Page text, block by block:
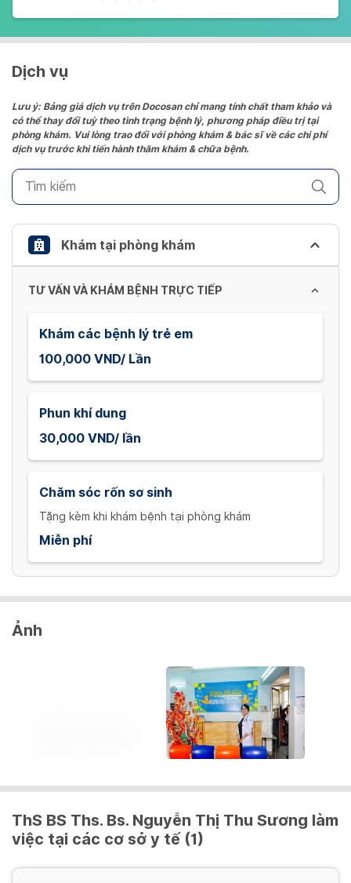
Dịch vụ
Lưu ý: Bảng giá dịch vụ trên Docosan chỉ mang tính chất tham khảo và
có thể thay đổi tuỳ theo tình trạng bệnh lý, phương pháp điều trị tại
phòng khám. Vui lòng trao đổi với phòng khám & bác sĩ về các chi phí
dịch vụ trước khi tiến hành thăm khám & chữa bệnh.
Khám tại phòng khám
TƯ VẤN VÀ KHÁM BỆNH TRỰC TIẾP
Khám các bệnh lý trẻ em
100,000 VND/ Lần
Phun khí dung
30,000 VND/ lần
Chăm sóc rốn sơ sinh
Tặng kèm khi khám bệnh tại phòng khám
Miễn phí
Ảnh
ThS BS Ths. Bs. Nguyễn Thị Thu Sương làm
việc tại các cơ sở y tế (1)